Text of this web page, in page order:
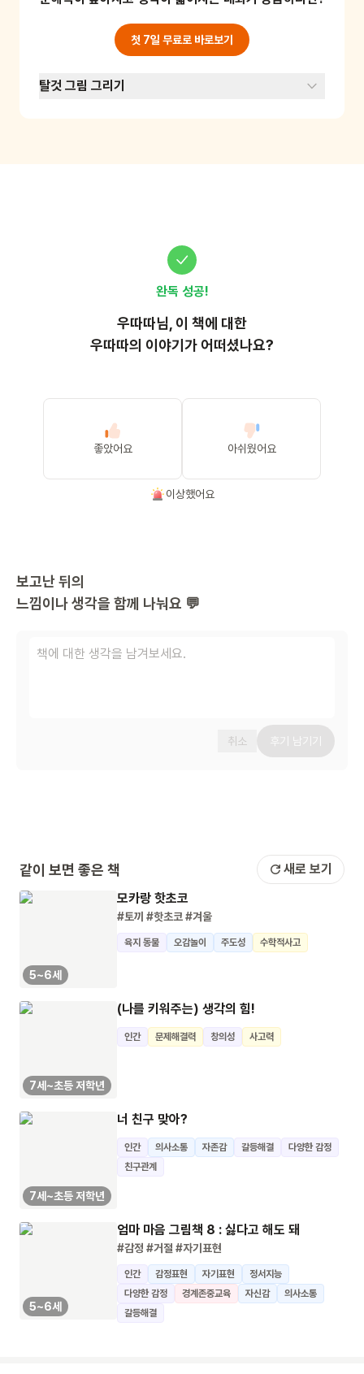
기를 수 있어요. 준비물: 탈것 소리 녹음기나 스마
첫 7일 무료로 바로보기
탈것 그림 그리기
완독 성공!
우따따님, 이 책에 대한
우따따의 이야기가 어떠셨나요?
좋았어요 아쉬웠어요
이상했어요
보고난 뒤의
느낌이나 생각을 함께 나눠요 💬
취소 후기 남기기
같이 보면 좋은 책 새로 보기
5~6세
모카랑 핫초코
#토끼 #핫초코#겨울
육지 동물 오감놀이 주도성 수학적사고
7세~초등 저학년
(나를 키워주는) 생각의 힘!
인간 문제해결력 창의성 사고력
7세~초등 저학년
너 친구 맞아?
인간 의사소통 자존감 갈등해결
다양한 감정
친구관계
5~6세
엄마 마음 그림책 8 : 싫다고 해도 돼
#감정 #거절 #자기표현
인간 감정표현 자기표현
정서지능
다양한 감정
경계존중교육 자신감
의사소통
갈등해결